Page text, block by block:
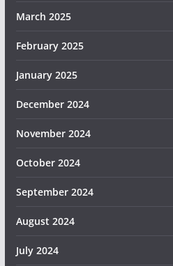
March 2025
February 2025
January 2025
December 2024
November 2024
October 2024
September 2024
August 2024
July 2024